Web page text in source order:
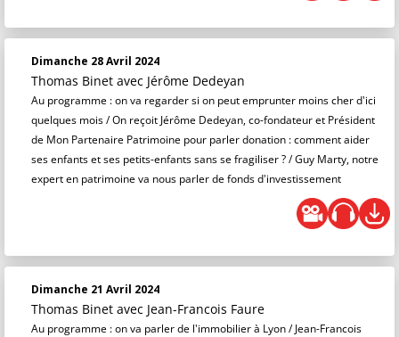
Dimanche 28 Avril 2024
Thomas Binet avec Jérôme Dedeyan
Au programme : on va regarder si on peut emprunter moins cher d'ici
quelques mois / On reçoit Jérôme Dedeyan, co-fondateur et Président
de Mon Partenaire Patrimoine pour parler donation : comment aider
ses enfants et ses petits-enfants sans se fragiliser ? / Guy Marty, notre
expert en patrimoine va nous parler de fonds d'investissement
Dimanche 21 Avril 2024
Thomas Binet avec Jean-Francois Faure
Au programme : on va parler de l'immobilier à Lyon / Jean-Francois